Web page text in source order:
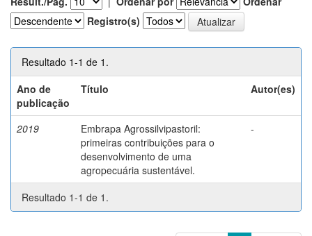
Registro(s)
Resultado 1-1 de 1.
Ano de
publicação
Título Autor(es)
2019
Embrapa Agrossilvipastoril:
primeiras contribuições para o
desenvolvimento de uma
agropecuária sustentável.
-
Resultado 1-1 de 1.